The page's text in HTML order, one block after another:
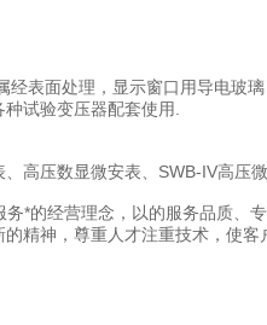
表面处理，显示窗口用导电玻
试验变压器配套使用.
高压数显微安表、SWB-IV高压
*的经营理念，以的服务品质、
精神，尊重人才注重技术，使